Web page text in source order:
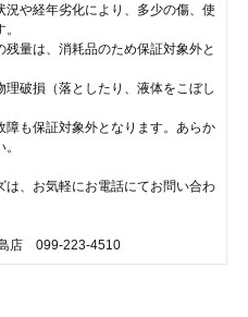
や経年劣化により、多少の傷、使
量は、消耗品のため保証対象外と
破損（落としたり、液体をこぼし
も保証対象外となります。あらか
、お気軽にお電話にてお問い合わ
店 099-223-4510